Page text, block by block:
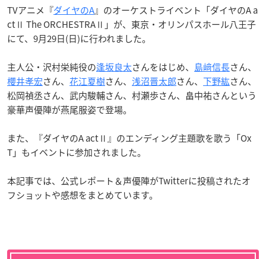
TVアニメ『ダイヤのA』のオーケストライベント「ダイヤのA a
ctⅡ The ORCHESTRAⅡ」が、東京・オリンパスホール八王子
にて、9月29日(日)に行われました。
主人公・沢村栄純役の逢坂良太さんをはじめ、 島﨑信長さん、
櫻井孝宏さん、 花江夏樹さん、 浅沼晋太郎さん、 下野紘さん、
松岡禎丞さん、武内駿輔さん、村瀬歩さん、畠中祐さんという
豪華声優陣が燕尾服姿で登場。
また、『ダイヤのA actⅡ』のエンディング主題歌を歌う「Ox
T」もイベントに参加されました。
本記事では、公式レポート＆声優陣がTwitterに投稿されたオ
フショットや感想をまとめています。